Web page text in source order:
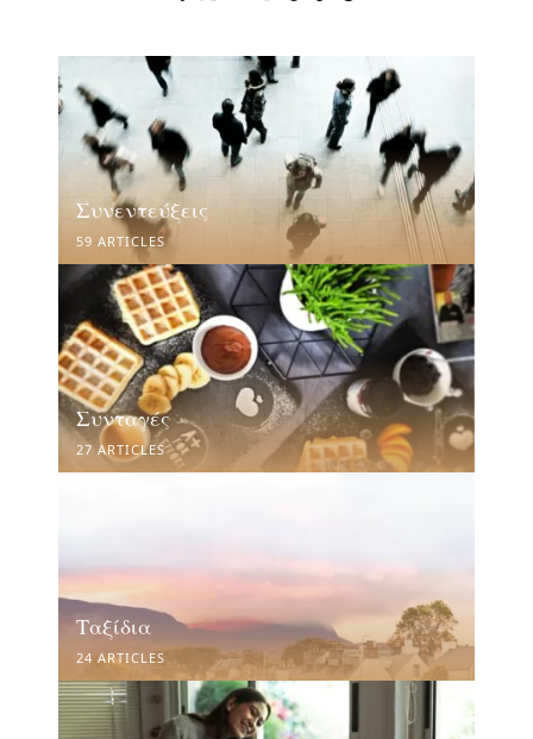
Συνεντεύξεις
59 ARTICLES
Συνταγές
27 ARTICLES
Ταξίδια
24 ARTICLES